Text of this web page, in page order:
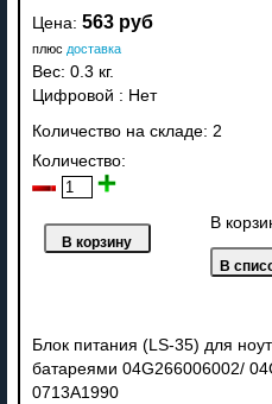
Цена: 563 руб
плюс доставка
Вес: 0.3 кг.
Цифровой : Нет
Количество на складе: 2
Количество:
В
Блок питания (LS-35) для
батареями 04G266006002/
0713A1990